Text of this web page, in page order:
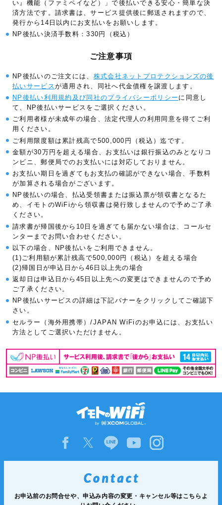
い』機能（ファミペイなど）」で後払いできる安心・簡単な決
済方法です。請求書は、サービス提供後に郵送されますので、
発行から14日以内にお支払いをお願いします。
NP後払い決済手数料：330円（税込）
ご注意事項
NP後払いのご注文には、 株式会社ネットプロテクションズの後
払いサービス が適用され、同社へ代金債権を譲渡します。
NP後払い利用規約及び同社のプライバシーポリシー に同意し
て、NP後払いサービスをご選択ください。
ご利用者様が未成年の場合、法定代理人の利用同意を得てご利
用ください。
ご利用限度額は累計残高で500,000円（税込）迄です。
金額が30万円を超える場合、お支払いは銀行振込のみとなりコ
ンビニ、郵便局でのお支払いには対応しておりません。
お支払い期日を過ぎてもお支払の確認ができない場合、手数料
が加算される場合がございます。
NP後払いの場合、払込受領書または振込票が領収書となるた
め、イモトのWiFiから領収書は発行致しませんので予めご了承
ください。
請求書が帰国後から10日を過ぎても届かない場合は、コールセ
ンターまでお問い合わせください。
以下の場合、NP後払いをご利用できません。
(1)ご利用額が累計残高で500,000円（税込）を超える場合
(2)帰国日が申込日から46日以上先の場合
返却日は申込日から45日以上先への変更はできませんので予め
ご了承ください。
NP後払いサービスの詳細は下記バナーをクリックしてご確認下
さい。
セルラー（海外用携帯）/JAPAN WiFiのお申込には、お支払い
方法としてご選択いただけません。
お申込前のお問合せや、申込み内容の変更・キャンセル等はこちらよ